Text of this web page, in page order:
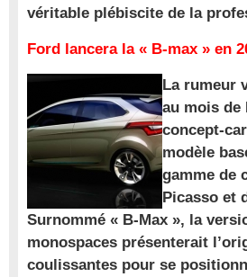
véritable plébiscite de la
Ford lancera la « B-max » en
La rumeur
au mois de
concept-
modèle
gamme de
Picasso et
Surnommé « B-Max », la
monospaces présenterait
coulissantes pour se